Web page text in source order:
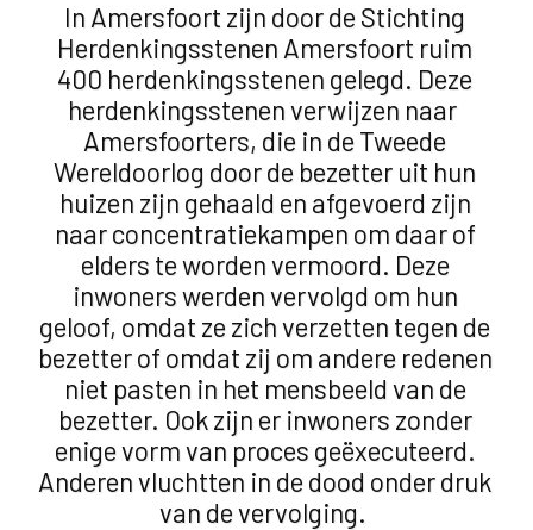
In Amersfoort zijn door de Stichting
Herdenkingsstenen Amersfoort ruim
400 herdenkingsstenen gelegd. Deze
herdenkingsstenen verwijzen naar
Amersfoorters, die in de Tweede
Wereldoorlog door de bezetter uit hun
huizen zijn gehaald en afgevoerd zijn
naar concentratiekampen om daar of
elders te worden vermoord. Deze
inwoners werden vervolgd om hun
geloof, omdat ze zich verzetten tegen de
bezetter of omdat zij om andere redenen
niet pasten in het mensbeeld van de
bezetter. Ook zijn er inwoners zonder
enige vorm van proces geëxecuteerd.
Anderen vluchtten in de dood onder druk
van de vervolging.